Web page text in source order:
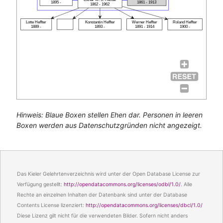
1861 - 1913
1862 - 1962
1895 -
Lotte Heffter
1889 -
Konstantin Heffter
1893 -
Werner Heffter
1891 - 1914
Roland Heffter
1900 -
Hinweis: Blaue Boxen stellen Ehen dar. Personen in leeren
Boxen werden aus Datenschutzgründen nicht angezeigt.
Das Kieler Gelehrtenverzeichnis wird unter der Open Database License zur
Verfügung gestellt: http://opendatacommons.org/licenses/odbl/1.0/. Alle
Rechte an einzelnen Inhalten der Datenbank sind unter der Database
Contents License lizenziert: http://opendatacommons.org/licenses/dbcl/1.0/
Diese Lizenz gilt nicht für die verwendeten Bilder. Sofern nicht anders